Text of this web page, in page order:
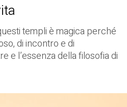
templi è magica perché
di incontro e di
e l’essenza della filosofia di